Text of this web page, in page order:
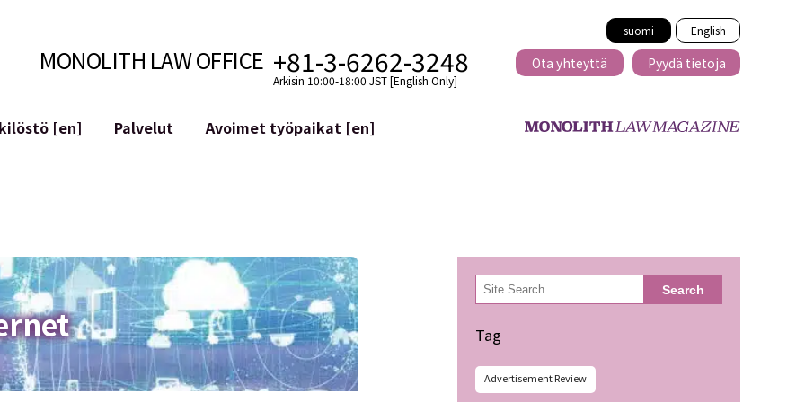
suomi English
MONOLITH LAW OFFICE +81-3-6262-3248
Arkisin 10:00-18:00 JST [English Only]
Ota yhteyttä Pyydä tietoja
[en]
Palvelut
ym.)
Maineen hallinta
Loukkaavan lausuman tunnistaminen
Avoimet työpaikat [en]
検
索 Search
Tag
Advertisement Review